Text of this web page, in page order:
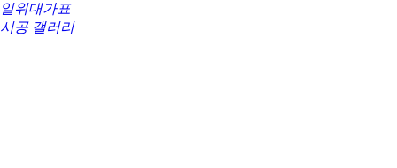
일위대가표
시공 갤러리